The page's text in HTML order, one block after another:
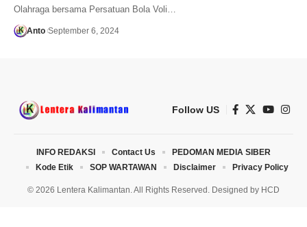
Olahraga bersama Persatuan Bola Voli…
Anto September 6, 2024
Follow US
© 2026 Lentera Kalimantan. All Rights Reserved. Designed by HCD
INFO REDAKSI Contact Us
PEDOMAN MEDIA SIBER
Kode Etik
SOP WARTAWAN Disclaimer Privacy Policy